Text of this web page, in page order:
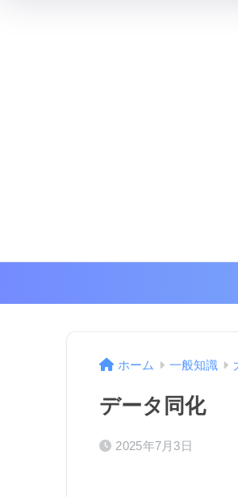
ホーム 一般知識
データ同化
2025年7月3日